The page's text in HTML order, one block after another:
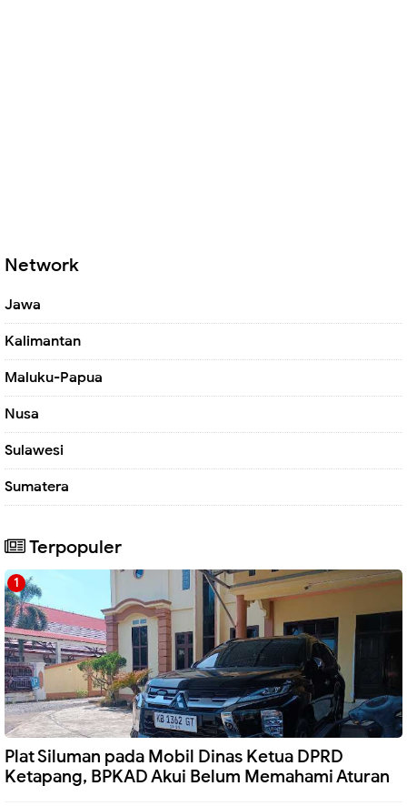
Network
Jawa
Kalimantan
Maluku-Papua
Nusa
Sulawesi
Sumatera
Terpopuler
Plat Siluman pada Mobil Dinas Ketua DPRD
Ketapang, BPKAD Akui Belum Memahami Aturan